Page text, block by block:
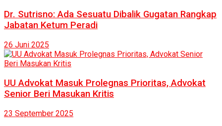
Dr. Sutrisno: Ada Sesuatu Dibalik Gugatan Rangkap
Jabatan Ketum Peradi
26 Juni 2025
UU Advokat Masuk Prolegnas Prioritas, Advokat
Senior Beri Masukan Kritis
23 September 2025